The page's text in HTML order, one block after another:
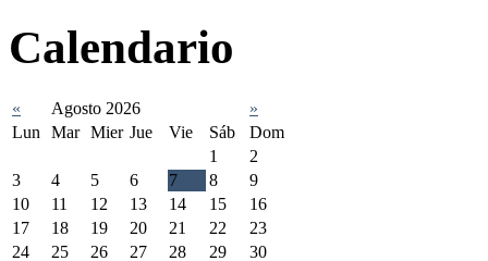
Calendario
« Agosto 2026
»
Lun
Mar Mier Jue Vie Sáb
Dom
1
2
3
4 5 6 7 8
9
10
11 12 13 14 15
16
17
18 19 20 21 22
23
24
25 26 27 28 29
30